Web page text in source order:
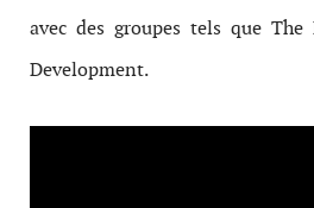
avec des groupes tels que The
Development.